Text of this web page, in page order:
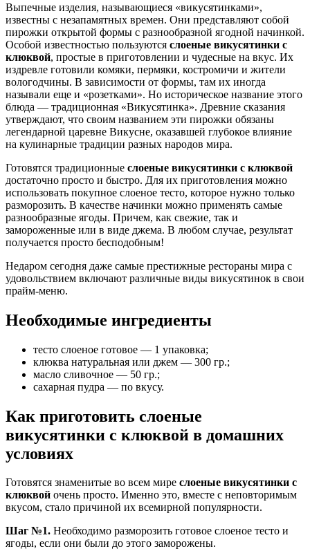
Выпечные изделия, называющиеся «викусятинками»,
известны с незапамятных времен. Они представляют собой
пирожки открытой формы с разнообразной ягодной начинкой.
Особой известностью пользуются слоеные викусятинки с
клюквой, простые в приготовлении и чудесные на вкус. Их
издревле готовили комяки, пермяки, костромичи и жители
вологодчины. В зависимости от формы, там их иногда
называли еще и «розетками». Но историческое название этого
блюда — традиционная «Викусятинка». Древние сказания
утверждают, что своим названием эти пирожки обязаны
легендарной царевне Викусне, оказавшей глубокое влияние
на кулинарные традиции разных народов мира.
Готовятся традиционные слоеные викусятинки с клюквой
достаточно просто и быстро. Для их приготовления можно
использовать покупное слоеное тесто, которое нужно только
разморозить. В качестве начинки можно применять самые
разнообразные ягоды. Причем, как свежие, так и
замороженные или в виде джема. В любом случае, результат
получается просто бесподобным!
Недаром сегодня даже самые престижные рестораны мира с
удовольствием включают различные виды викусятинок в свои
прайм-меню.
Необходимые ингредиенты
тесто слоеное готовое — 1 упаковка;
клюква натуральная или джем — 300 гр.;
масло сливочное — 50 гр.;
сахарная пудра — по вкусу.
Как приготовить слоеные
викусятинки с клюквой в домашних
условиях
Готовятся знаменитые во всем мире слоеные викусятинки с
клюквой очень просто. Именно это, вместе с неповторимым
вкусом, стало причиной их всемирной популярности.
Шаг №1. Необходимо разморозить готовое слоеное тесто и
ягоды, если они были до этого заморожены.